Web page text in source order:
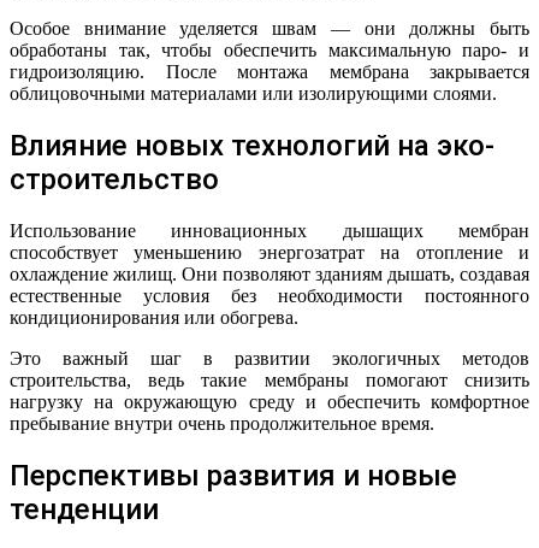
Особое внимание уделяется швам — они должны быть
обработаны так, чтобы обеспечить максимальную паро- и
гидроизоляцию. После монтажа мембрана закрывается
облицовочными материалами или изолирующими слоями.
Влияние новых технологий на эко-
строительство
Использование инновационных дышащих мембран
способствует уменьшению энергозатрат на отопление и
охлаждение жилищ. Они позволяют зданиям дышать, создавая
естественные условия без необходимости постоянного
кондиционирования или обогрева.
Это важный шаг в развитии экологичных методов
строительства, ведь такие мембраны помогают снизить
нагрузку на окружающую среду и обеспечить комфортное
пребывание внутри очень продолжительное время.
Перспективы развития и новые
тенденции